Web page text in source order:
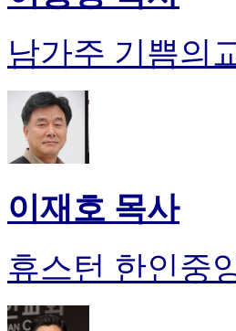
남가주 기쁨의
이재호 목사
휴스턴 한인중